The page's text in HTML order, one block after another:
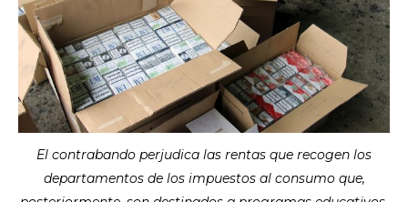
El contrabando perjudica las rentas que recogen los
departamentos de los impuestos al consumo que,